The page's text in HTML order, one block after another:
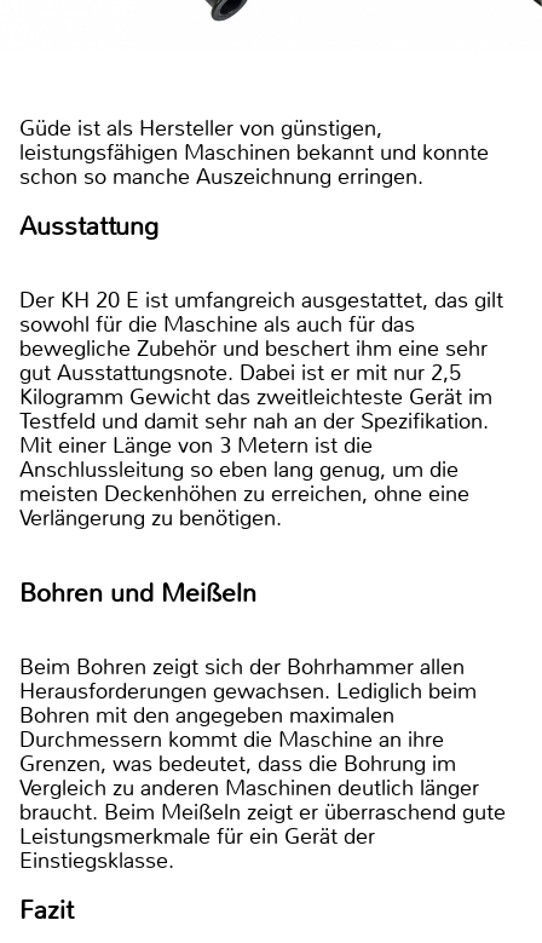
Güde ist als Hersteller von günstigen,
leistungsfähigen Maschinen bekannt und konnte
schon so manche Auszeichnung erringen.
Ausstattung
Der KH 20 E ist umfangreich ausgestattet, das gilt
sowohl für die Maschine als auch für das
bewegliche Zubehör und beschert ihm eine sehr
gut Ausstattungsnote. Dabei ist er mit nur 2,5
Kilogramm Gewicht das zweitleichteste Gerät im
Testfeld und damit sehr nah an der Spezifikation.
Mit einer Länge von 3 Metern ist die
Anschlussleitung so eben lang genug, um die
meisten Deckenhöhen zu erreichen, ohne eine
Verlängerung zu benötigen.
Bohren und Meißeln
Beim Bohren zeigt sich der Bohrhammer allen
Herausforderungen gewachsen. Lediglich beim
Bohren mit den angegeben maximalen
Durchmessern kommt die Maschine an ihre
Grenzen, was bedeutet, dass die Bohrung im
Vergleich zu anderen Maschinen deutlich länger
braucht. Beim Meißeln zeigt er überraschend gute
Leistungsmerkmale für ein Gerät der
Einstiegsklasse.
Fazit